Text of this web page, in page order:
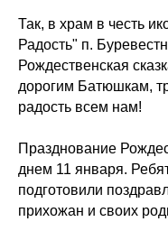
Так, в храм в честь
Радость" п.
Рождественская
дорогим Батюшкам,
радость всем нам!
Празднование
днем 11 января.
подготовили
прихожан и своих